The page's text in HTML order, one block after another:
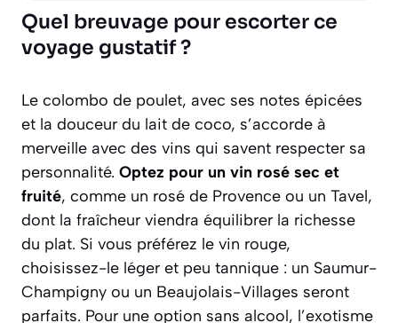
Quel breuvage pour escorter ce
voyage gustatif ?
Le colombo de poulet, avec ses notes épicées
et la douceur du lait de coco, s’accorde à
merveille avec des vins qui savent respecter sa
personnalité. Optez pour un vin rosé sec et
fruité, comme un rosé de Provence ou un Tavel,
dont la fraîcheur viendra équilibrer la richesse
du plat. Si vous préférez le vin rouge,
choisissez-le léger et peu tannique : un Saumur-
Champigny ou un Beaujolais-Villages seront
parfaits. Pour une option sans alcool, l’exotisme